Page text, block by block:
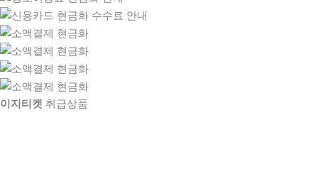
이지티켓 취급상품